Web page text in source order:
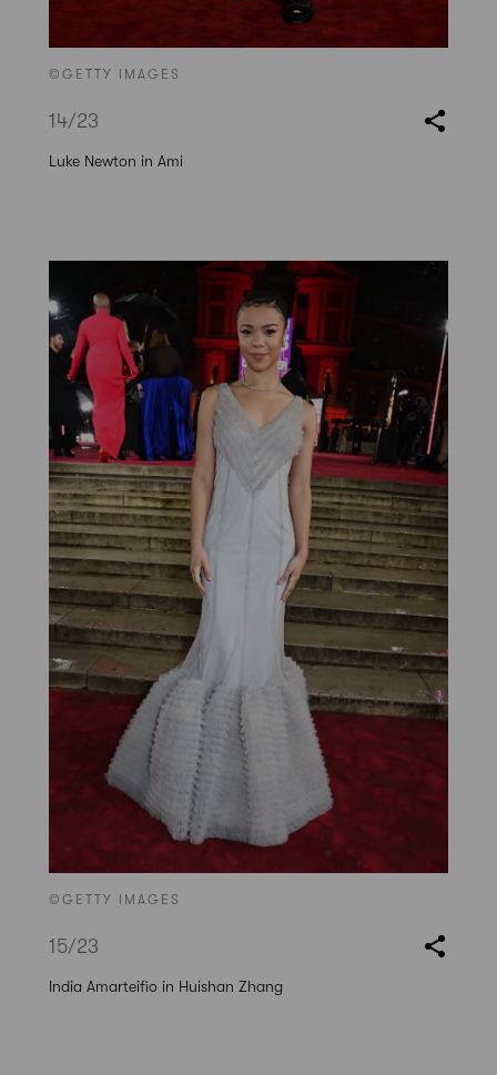
©GETTY IMAGES
14/23
Luke Newton in Ami
©GETTY IMAGES
15/23
India Amarteifio in Huishan Zhang